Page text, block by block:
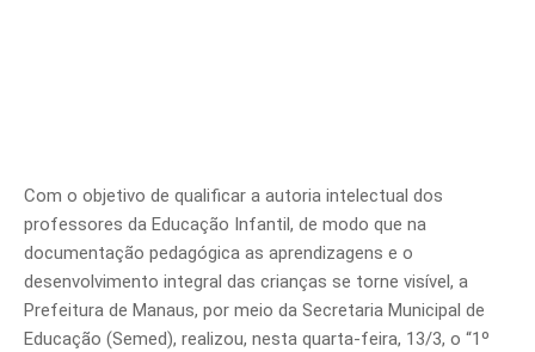
Com o objetivo de qualificar a autoria intelectual dos
professores da Educação Infantil, de modo que na
documentação pedagógica as aprendizagens e o
desenvolvimento integral das crianças se torne visível, a
Prefeitura de Manaus, por meio da Secretaria Municipal de
Educação (Semed), realizou, nesta quarta-feira, 13/3, o “1º